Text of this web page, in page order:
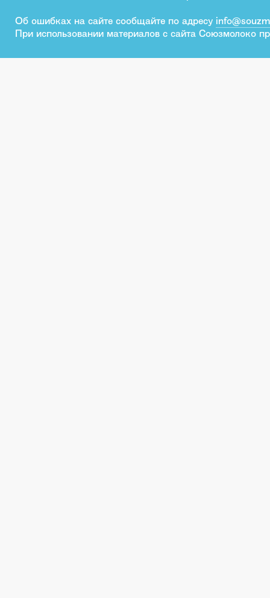
Об ошибках на сайте сообщайте по адресу
При использовании материалов с сайта Союзмолоко